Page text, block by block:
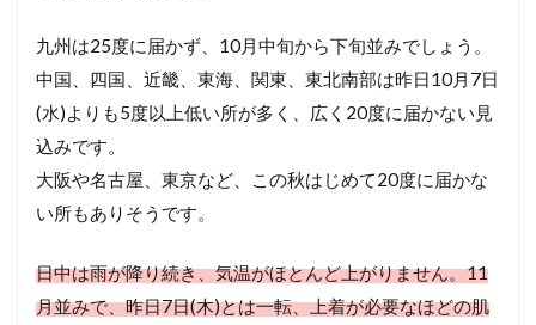
九州は25度に届かず、10月中旬から下旬並みでしょう。
中国、四国、近畿、東海、関東、東北南部は昨日10月7日
(水)よりも5度以上低い所が多く、広く20度に届かない見
込みです。
大阪や名古屋、東京など、この秋はじめて20度に届かな
い所もありそうです。
日中は雨が降り続き、気温がほとんど上がりません。11
月並みで、昨日7日(木)とは一転、上着が必要なほどの肌